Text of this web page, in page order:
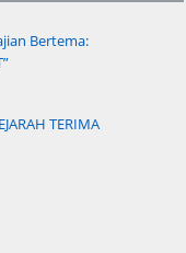
Bertema:
TERIMA